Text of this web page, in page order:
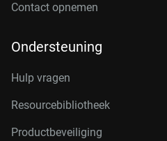
Contact opnemen
Ondersteuning
Hulp vragen
Resourcebibliotheek
Productbeveiliging